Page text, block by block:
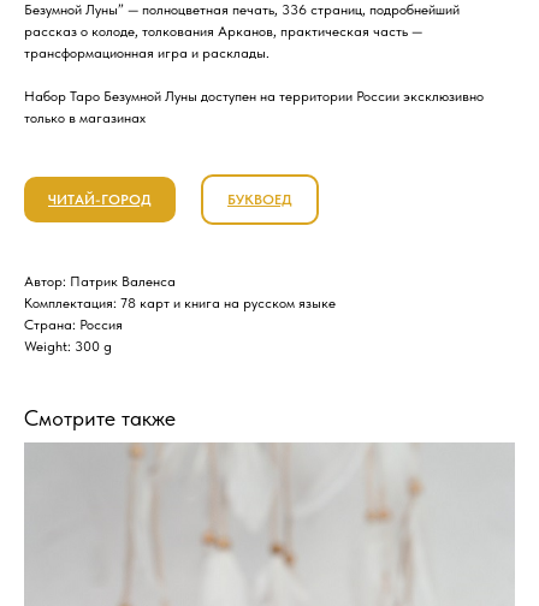
Безумной Луны” — полноцветная печать, 336 страниц, подробнейший
рассказ о колоде, толкования Арканов, практическая часть —
трансформационная игра и расклады.
Набор Таро Безумной Луны доступен на территории России эксклюзивно
только в магазинах
ЧИТАЙ-ГОРОД БУКВОЕД
Автор: Патрик Валенса
Комплектация: 78 карт и книга на русском языке
Страна: Россия
Weight: 300 g
Смотрите также